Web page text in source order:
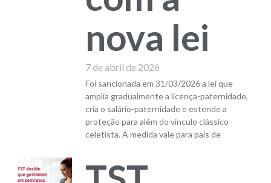
nova lei
7 de abril de 2026
Foi sancionada em 31/03/2026 a lei que
amplia gradualmente a licença-paternidade,
cria o salário-paternidade e estende a
proteção para além do vínculo clássico
celetista. A medida vale para pais de